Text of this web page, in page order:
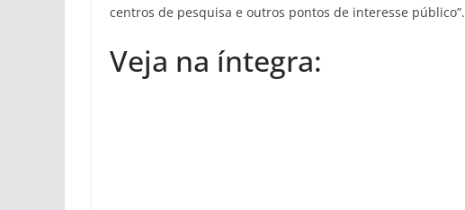
centros de pesquisa e outros pontos de interesse público”.
Veja na íntegra: